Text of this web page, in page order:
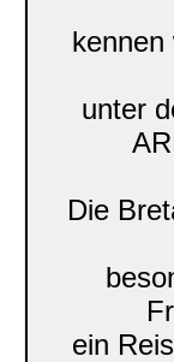
kennen
unter
Die
ein